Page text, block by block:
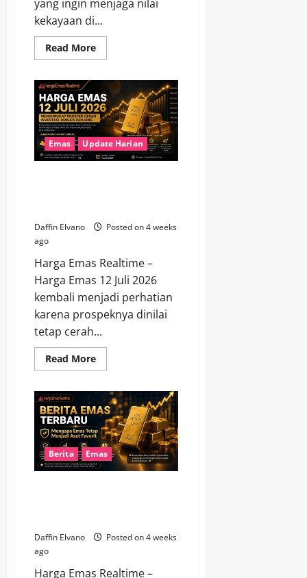
yang ingin menjaga nilai
kekayaan di...
Read MoreRead
more
Emas
dan
Strategi
Menghadapi
Pergerakan
Harga
agar
Tetap
Menguntungkan
Emas Update Harian
Daffin Elvano
Posted on 4 weeks
ago
Harga Emas Realtime –
Harga Emas 12 Juli 2026
kembali menjadi perhatian
karena prospeknya dinilai
tetap cerah...
Read MoreRead
more
Emas
12
Juli
2026
Mengungkap
Prospek
Cerah
Investasi
Jangka
Berita Emas
Daffin Elvano
Posted on 4 weeks
ago
Harga Emas Realtime –